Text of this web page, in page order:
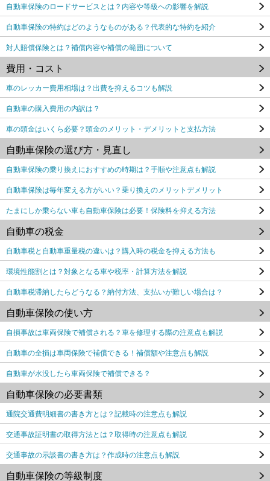
自動車保険のロードサービスとは？内容や等級への影響を解説
自動車保険の特約はどのようなものがある？代表的な特約を紹介
対人賠償保険とは？補償内容や補償の範囲について
費用・コスト
車のレッカー費用相場は？出費を抑えるコツも解説
自動車の購入費用の内訳は？
車の頭金はいくら必要？頭金のメリット・デメリットと支払方法
自動車保険の選び方・見直し
自動車保険の乗り換えにおすすめの時期は？手順や注意点も解説
自動車保険は毎年変える方がいい？乗り換えのメリットデメリット
たまにしか乗らない車も自動車保険は必要！保険料を抑える方法
自動車の税金
自動車税と自動車重量税の違いは？購入時の税金を抑える方法も
環境性能割とは？対象となる車や税率・計算方法を解説
自動車税滞納したらどうなる？納付方法、支払いが難しい場合は？
自動車保険の使い方
自損事故は車両保険で補償される？車を修理する際の注意点も解説
自動車の全損は車両保険で補償できる！補償額や注意点も解説
自動車が水没したら車両保険で補償できる？
自動車保険の必要書類
通院交通費明細書の書き方とは？記載時の注意点も解説
交通事故証明書の取得方法とは？取得時の注意点も解説
交通事故の示談書の書き方は？作成時の注意点も解説
自動車保険の等級制度